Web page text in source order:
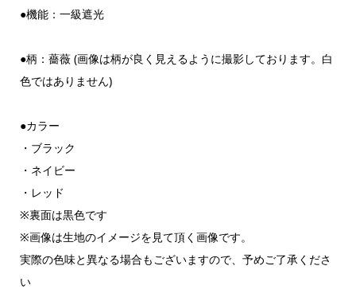
●機能：一級遮光
●柄：薔薇 (画像は柄が良く見えるように撮影しております。白
色ではありません)
●カラー
・ブラック
・ネイビー
・レッド
※裏面は黒色です
※画像は生地のイメージを見て頂く画像です。
実際の色味と異なる場合もございますので、予めご了承くださ
い